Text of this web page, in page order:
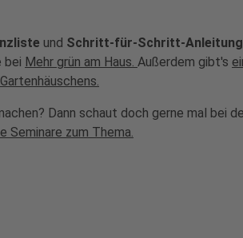
und Schritt-für-Schritt-Anleitung
bei Mehr grün am Haus. Außerdem gibt's
Dann schaut doch gerne mal bei
Seminare zum Thema.